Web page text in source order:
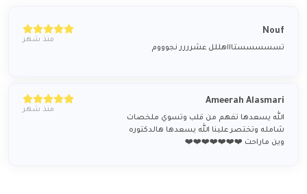
Nouf
تسسسسستاااهللل عشرررر نجوووم
منذ شهر
Ameerah Alasmari
الله يسعدها تفهم من قلب وتسوي ملخصات
شامله وتختصر علينا الله يسعدها هالدكتوره
وين ماراحت ❤️❤️❤️❤️❤️❤️❤️
منذ شهر